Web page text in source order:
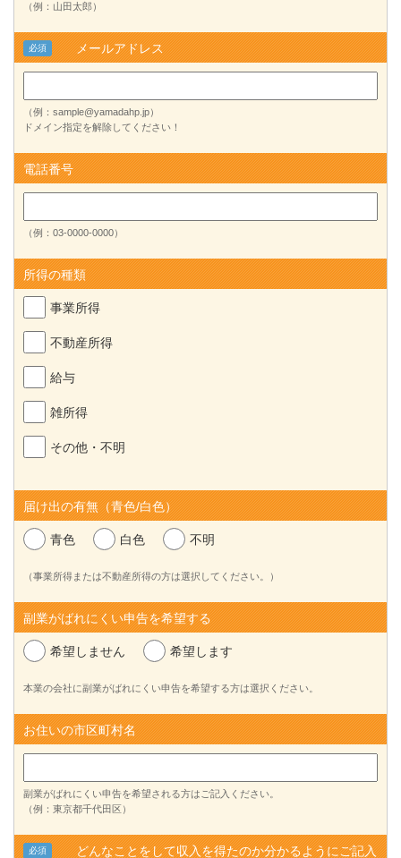
（例：山田太郎）
メールアドレス
必須
（例：sample@yamadahp.jp）
ドメイン指定を解除してください！
電話番号
（例：03-0000-0000）
所得の種類
事業所得
不動産所得
給与
雑所得
その他・不明
届け出の有無（青色/白色）
青色 白色 不明
（事業所得または不動産所得の方は選択してください。）
副業がばれにくい申告を希望する
希望しません 希望します
本業の会社に副業がばれにくい申告を希望する方は選択ください。
お住いの市区町村名
副業がばれにくい申告を希望される方はご記入ください。
（例：東京都千代田区）
どんなことをして収入を得たのか分かるようにご記入
必須